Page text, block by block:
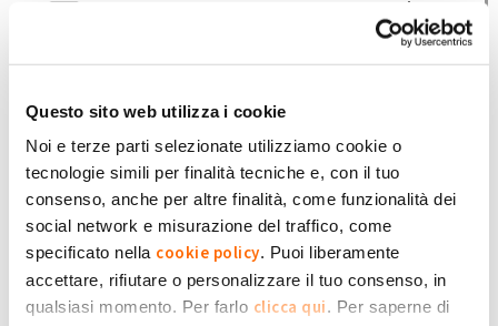
Questo sito web utilizza i cookie
Noi e terze parti selezionate utilizziamo cookie o
tecnologie simili per finalità tecniche e, con il tuo
consenso, anche per altre finalità, come funzionalità dei
social network e misurazione del traffico, come
specificato nella cookie policy. Puoi liberamente
accettare, rifiutare o personalizzare il tuo consenso, in
qualsiasi momento. Per farlo clicca qui. Per saperne di
1
errore E001 aurora power one
Solare e pannello radiante
diAngelo D'Antiga» Gio, 23/06/2022 -
07:51
0
INVERTE Mod.Aurora installato su
impianto da 3kw di circa 12 anni,
quando piove va in basso
0